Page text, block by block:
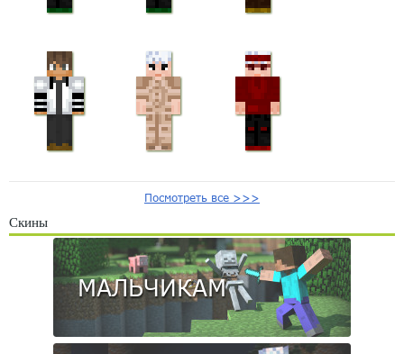
Посмотреть все >>>
Скины
МАЛЬЧИКАМ